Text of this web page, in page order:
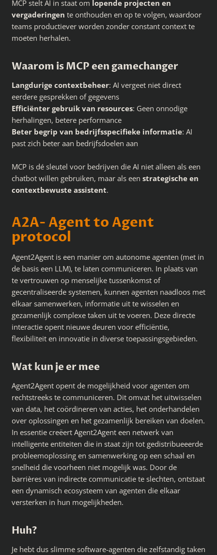
MCP stelt AI in staat om lopende projecten en
vergaderingen te onthouden en op te volgen, waardoor
teams productiever worden zonder constant context te
moeten herhalen.
Waarom is MCP een gamechanger
Langdurige contextbeheer: AI vergeet niet direct
eerdere gesprekken of gegevens
Efficiënter gebruik van resources: Geen onnodige
herhalingen, betere performance
Beter begrip van bedrijfsspecifieke informatie: AI
past zich beter aan bedrijfsdoelen aan
MCP is dé sleutel voor bedrijven die AI niet alleen als een
chatbot willen gebruiken, maar als een strategische en
contextbewuste assistent.
A2A- Agent to Agent
protocol
Agent2Agent is een manier om autonome agenten (met in
de basis een LLM), te laten communiceren. In plaats van
te vertrouwen op menselijke tussenkomst of
gecentraliseerde systemen, kunnen agenten naadloos met
elkaar samenwerken, informatie uit te wisselen en
gezamenlijk complexe taken uit te voeren. Deze directe
interactie opent nieuwe deuren voor efficiëntie,
flexibiliteit en innovatie in diverse toepassingsgebieden.
Wat kun je er mee
Agent2Agent opent de mogelijkheid voor agenten om
rechtstreeks te communiceren. Dit omvat het uitwisselen
van data, het coördineren van acties, het onderhandelen
over oplossingen en het gezamenlijk bereiken van doelen.
In essentie creëert Agent2Agent een netwerk van
intelligente entiteiten die in staat zijn tot gedistribueeerde
probleemoplossing en samenwerking op een schaal en
snelheid die voorheen niet mogelijk was. Door de
barrières van indirecte communicatie te slechten, ontstaat
een dynamisch ecosysteem van agenten die elkaar
versterken in hun mogelijkheden.
Huh?
Je hebt dus slimme software-agenten die zelfstandig taken